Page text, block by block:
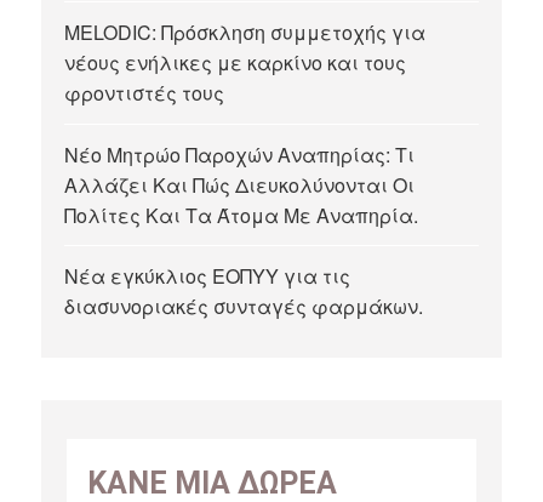
MELODIC: Πρόσκληση συμμετοχής για
νέους ενήλικες με καρκίνο και τους
φροντιστές τους
Νέο Μητρώο Παροχών Αναπηρίας: Τι
Αλλάζει Και Πώς Διευκολύνονται Οι
Πολίτες Και Τα Άτομα Με Αναπηρία.
Νέα εγκύκλιος ΕΟΠΥΥ για τις
διασυνοριακές συνταγές φαρμάκων.
ΚΑΝΕ ΜΙΑ ΔΩΡΕΑ